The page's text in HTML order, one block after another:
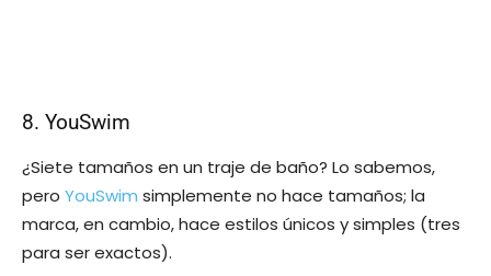
8. YouSwim
¿Siete tamaños en un traje de baño? Lo sabemos,
pero YouSwim simplemente no hace tamaños; la
marca, en cambio, hace estilos únicos y simples (tres
para ser exactos).